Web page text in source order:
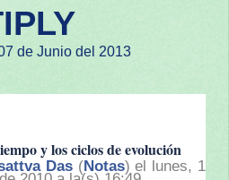
de Junio del 2013
y los ciclos de evolución
Das(Notas) el lunes, 1